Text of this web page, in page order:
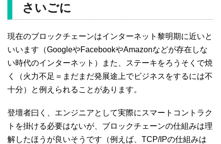
さいごに
現在のブロックチェーンはインターネット黎明期に近いと
いいます（GoogleやFacebookやAmazonなどが存在しな
い時代のインターネット）また、ステーキをろうそくで焼
く（火力不足＝まだまだ発展途上でビジネスをするには不
十分）と例えられることがあります。
登壇者曰く、エンジニアとして実際にスマートコントラク
トを掛ける必要はないが、ブロックチェーンの仕組みは理
解したほうが良いそうです（例えば、TCP/IPの仕組みは